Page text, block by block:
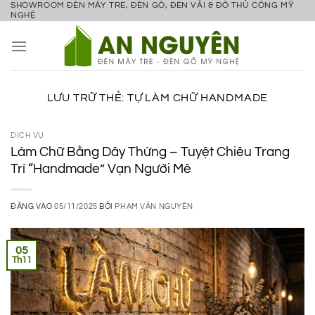
Bỏ
nội
SHOWROOM ĐÈN MÂY TRE, ĐÈN GỖ, ĐÈN VẢI & ĐỒ THỦ CÔNG MỸ
NGHỆ
LƯU TRỮ THẺ:TỰ LÀM CHỮ HANDMADE
DỊCH VỤ
Làm Chữ Bằng Dây Thừng – Tuyệt Chiêu Trang
Trí “Handmade” Vạn Người Mê
ĐĂNG VÀO05/11/2025 BỞI PHẠM VĂN NGUYÊN
05
Th11